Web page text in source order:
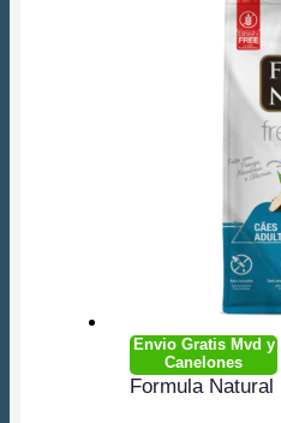
Envio Gratis Mvd y
Canelones
Formula Natural